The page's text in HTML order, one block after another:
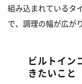
組み込まれているタ
で、調理の幅が広が
ビルトイン
きたいこと